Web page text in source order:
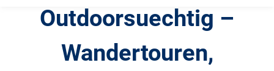
Outdoorsuechtig –
Wandertouren,